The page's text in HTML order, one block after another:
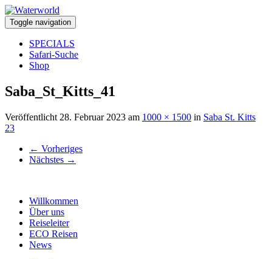
Toggle navigation
SPECIALS
Safari-Suche
Shop
Saba_St_Kitts_41
Veröffentlicht 28. Februar 2023 am 1000 × 1500 in Saba St. Kitts
23
← Vorheriges
Nächstes →
Willkommen
Über uns
Reiseleiter
ECO Reisen
News